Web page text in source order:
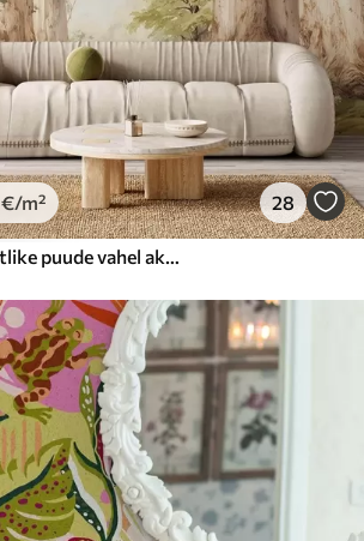
€/m² 28
Metsatee majesteetlike puude vahel akvarellstiilis